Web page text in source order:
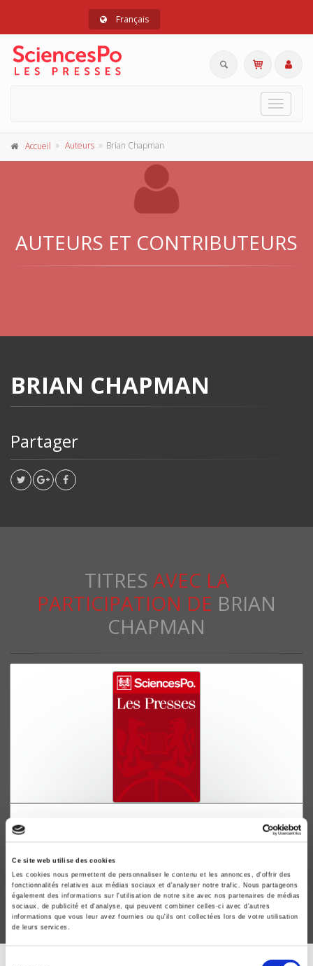
Ce site web utilise des cookies
Les cookies nous permettent de personnaliser le contenu et les annonces, d'offrir des
fonctionnalités relatives aux médias sociaux et d'analyser notre trafic. Nous partageons
également des informations sur l'utilisation de notre site avec nos partenaires de médias
sociaux, de publicité et d'analyse, qui peuvent combiner celles-ci avec d'autres
informations que vous leur avez fournies ou qu'ils ont collectées lors de votre utilisation
de leurs services.
Français
Toggle
Accueil Auteurs Brian Chapman
AUTEURS ET CONTRIBUTEURS
BRIAN CHAPMAN
Partager
TITRES AVEC LA
PARTICIPATION DE BRIAN
CHAPMAN
L'administration locale en France
Brian Chapman